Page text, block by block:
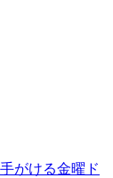
がける金曜ド